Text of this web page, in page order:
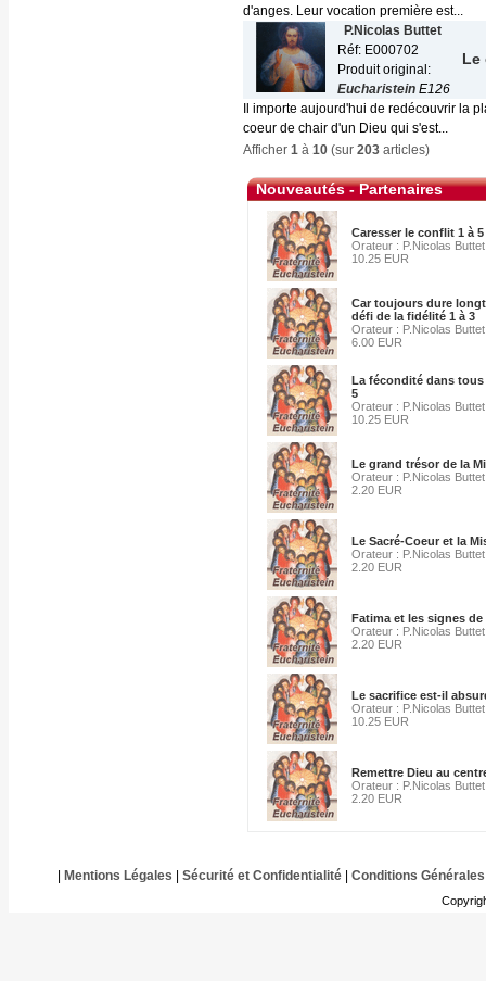
d'anges. Leur vocation première est...
P.Nicolas Buttet
Réf: E000702
Produit original:
Eucharistein E126
Le
Il importe aujourd'hui de redécouvrir la
coeur de chair d'un Dieu qui s'est...
Afficher 1 à 10 (sur 203 articles)
Nouveautés - Partenaires
Caresser le conflit 1 à 5
Orateur : P.Nicolas Buttet
10.25 EUR
Car toujours dure
défi de la fidélité 1 à 3
Orateur : P.Nicolas Buttet
6.00 EUR
La fécondité dans tous
5
Orateur : P.Nicolas Buttet
10.25 EUR
Le grand trésor de la
Orateur : P.Nicolas Buttet
2.20 EUR
Le Sacré-Coeur et la
Orateur : P.Nicolas Buttet
2.20 EUR
Fatima et les signes
Orateur : P.Nicolas Buttet
2.20 EUR
Le sacrifice est-il
Orateur : P.Nicolas Buttet
10.25 EUR
Remettre Dieu au
Orateur : P.Nicolas Buttet
2.20 EUR
Mentions Légales Sécurité et Confidentialité| Conditions Générales